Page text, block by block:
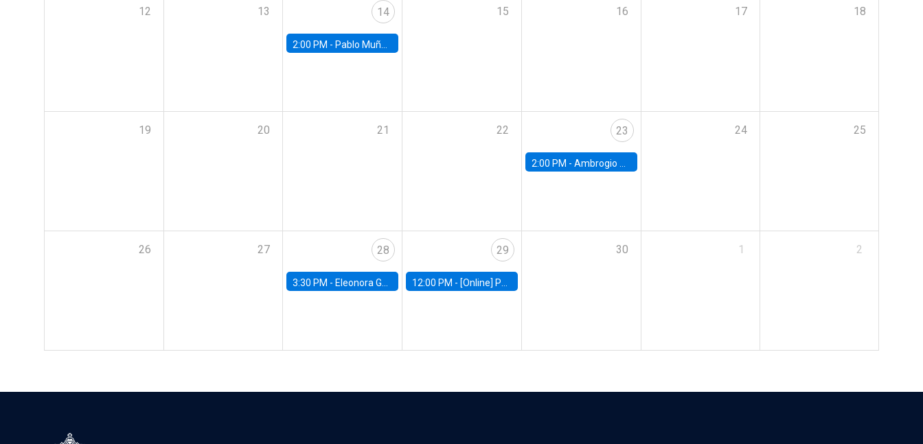
12 13 14
2:00 PM - Pablo Muñoz, Universidad de Chile
15 16 17 18
19 20 21 22 23
2:00 PM - Ambrogio Cesa-Bianchi, Bank of England
24 25
26 27 28
3:30 PM - Eleonora Guarnieri, Exeter University
29
12:00 PM - [Online] Pablo Slutzky, University of Maryland
30 1 2